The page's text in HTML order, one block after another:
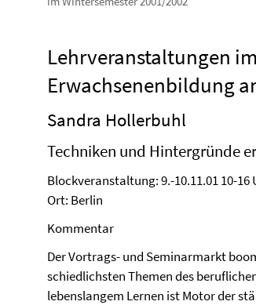
Lehrveranstaltungen
Erwachsenenbildung
Sandra Hollerbuhl
Techniken und Hintergründe
Blockveranstaltung: 9.-10.11.01 10-16
Ort: Berlin
Kommentar
Der Vortrags- und Seminarmarkt
schied­lichsten Themen des
lebenslangem Lernen ist Motor der